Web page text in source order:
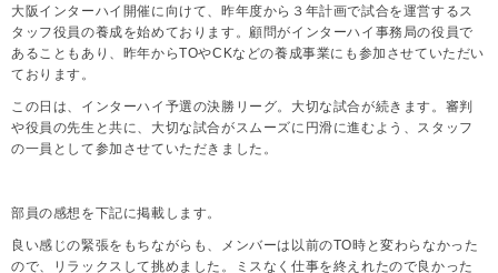
大阪インターハイ開催に向けて、昨年度から３年計画で試合を運営するス
タッフ役員の養成を始めております。顧問がインターハイ事務局の役員で
あることもあり、昨年からTOやCKなどの養成事業にも参加させていただい
ております。
この日は、インターハイ予選の決勝リーグ。大切な試合が続きます。審判
や役員の先生と共に、大切な試合がスムーズに円滑に進むよう、スタッフ
の一員として参加させていただきました。
部員の感想を下記に掲載します。
良い感じの緊張をもちながらも、メンバーは以前のTO時と変わらなかった
ので、リラックスして挑めました。ミスなく仕事を終えれたので良かった